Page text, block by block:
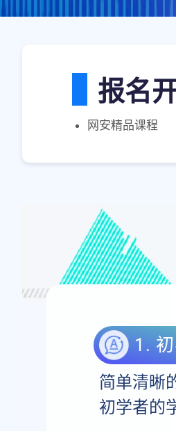
报名
网安精品课程
1.
简单清晰
初学者的